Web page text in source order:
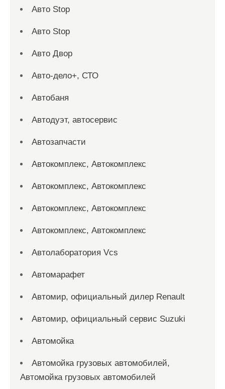
Авто Stop
Авто Stop
Авто Двор
Авто-дело+, СТО
Автобаня
Автодуэт, автосервис
Автозапчасти
Автокомплекс, Автокомплекс
Автокомплекс, Автокомплекс
Автокомплекс, Автокомплекс
Автокомплекс, Автокомплекс
Автолаборатория Vcs
Автомарафет
Автомир, официальный дилер Renault
Автомир, официальный сервис Suzuki
Автомойка
Автомойка грузовых автомобилей,
Автомойка грузовых автомобилей